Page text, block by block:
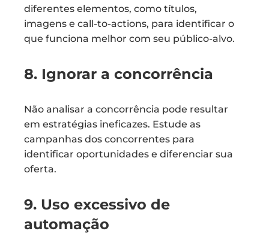
diferentes elementos, como títulos,
imagens e call-to-actions, para identificar o
que funciona melhor com seu público-alvo.
8. Ignorar a concorrência
Não analisar a concorrência pode resultar
em estratégias ineficazes. Estude as
campanhas dos concorrentes para
identificar oportunidades e diferenciar sua
oferta.
9. Uso excessivo de
automação